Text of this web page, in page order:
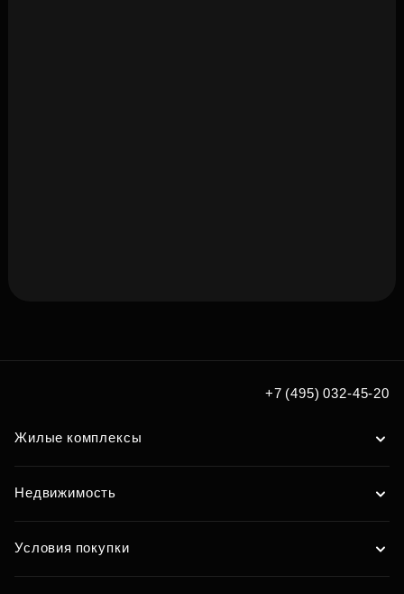
по удобным вам параметрам
+7 (495) 032-45-20
Жилые комплексы
Недвижимость
Условия покупки